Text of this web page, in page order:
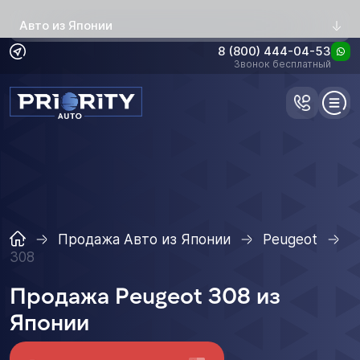
Авто из Японии
8 (800) 444-04-53
Звонок бесплатный
Продажа Авто из Японии
Peugeot
308
Продажа Peugeot 308 из
Японии